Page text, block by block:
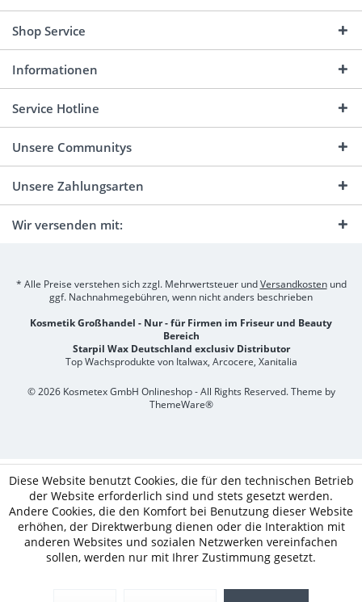
Shop Service
Informationen
Service Hotline
Unsere Communitys
Unsere Zahlungsarten
Wir versenden mit:
* Alle Preise verstehen sich zzgl. Mehrwertsteuer undVersandkostenund
ggf. Nachnahmegebühren, wenn nicht anders beschrieben
Kosmetik Großhandel - Nur - für Firmen im Friseur und Beauty
Bereich
Starpil Wax Deutschland exclusiv Distributor
Top Wachsprodukte von Italwax, Arcocere, Xanitalia
© 2026 Kosmetex GmbH Onlineshop - All Rights Reserved. Theme by
ThemeWare®
Diese Website benutzt Cookies, die für den technischen Betrieb
der Website erforderlich sind und stets gesetzt werden.
Andere Cookies, die den Komfort bei Benutzung dieser Website
erhöhen, der Direktwerbung dienen oder die Interaktion mit
anderen Websites und sozialen Netzwerken vereinfachen
sollen, werden nur mit Ihrer Zustimmung gesetzt.